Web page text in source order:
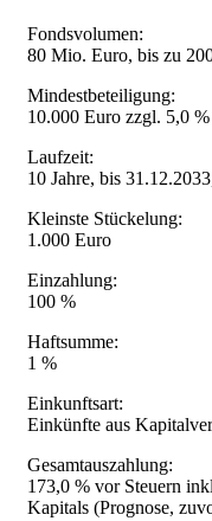
Fondsvolumen:
80 Mio. Euro, bis zu
Mindestbeteiligung:
10.000 Euro zzgl. 5,0
Laufzeit:
10 Jahre, bis
Kleinste Stückelung:
1.000 Euro
Einzahlung:
100 %
Haftsumme:
1 %
Einkunftsart:
Einkünfte aus
Gesamtauszahlung:
173,0 % vor Steuern
Kapitals (Prognose,